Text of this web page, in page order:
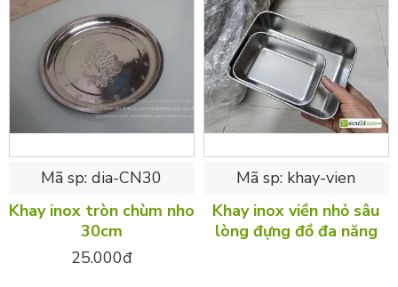
Mã sp: dia-CN30
Khay inox tròn chùm nho
30cm
25.000đ
Mã sp: khay-vien
Khay inox viền nhỏ sâu
lòng đựng đồ đa năng